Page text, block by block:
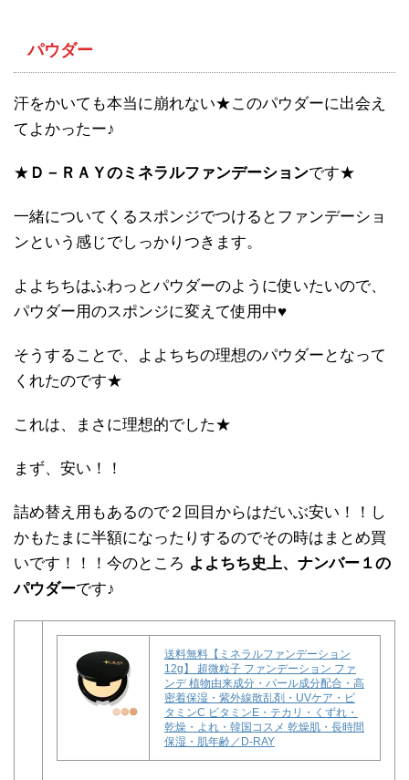
パウダー
汗をかいても本当に崩れない★このパウダーに出会え
てよかったー♪
★ Ｄ－ＲＡＹのミネラルファンデーションです★
一緒についてくるスポンジでつけるとファンデーショ
ンという感じでしっかりつきます。
よよちちはふわっとパウダーのように使いたいので、
パウダー用のスポンジに変えて使用中♥
そうすることで、よよちちの理想のパウダーとなって
くれたのです★
これは、まさに理想的でした★
まず、安い！！
詰め替え用もあるので２回目からはだいぶ安い！！し
かもたまに半額になったりするのでその時はまとめ買
いです！！！今のところ よよちち史上、ナンバー１の
パウダーです♪
送料無料【ミネラルファンデーション
12g】 超微粒子 ファンデーション ファ
ンデ 植物由来成分・パール成分配合・高
密着保湿・紫外線散乱剤・UVケア・ビ
タミンC ビタミンE・テカリ・くずれ・
乾燥・よれ・韓国コスメ 乾燥肌・長時間
保湿・肌年齢／D-RAY